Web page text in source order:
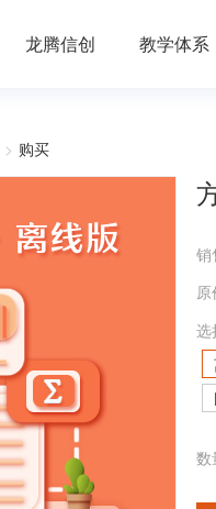
龙腾信创 教学体系
> 购买
销
选
数